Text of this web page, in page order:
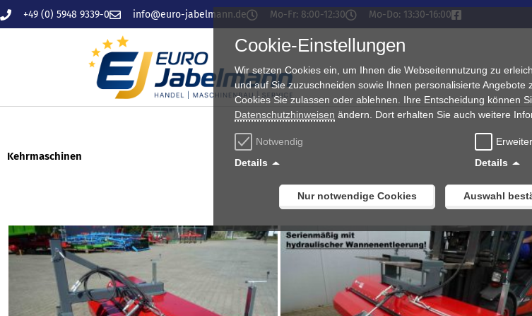
Zum
Inhalt
+49 (0) 5948 9339-0 info@euro-jabelmann.de Mo-Fr: 8:00-12:30 Mo-Do: 13:30-16:00
Kehrmaschinen
aufsteigend
Cookie-Einstellungen
Wir setzen Cookies ein, um Ihnen die Webseitennutzung zu
und auf Sie zuzuschneiden sowie Ihnen personalisierte Angebote
Cookies Sie zulassen oder ablehnen. Ihre Entscheidung können
Datenschutzhinweisen ändern. Dort erhalten Sie auch weitere
Notwendig
Details
Details
Nur notwendige Cookies Auswahl